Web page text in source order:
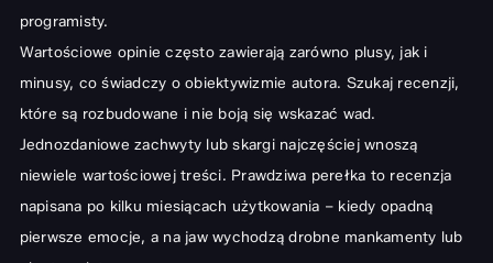
programisty.
Wartościowe opinie często zawierają zarówno plusy, jak i
minusy, co świadczy o obiektywizmie autora. Szukaj recenzji,
które są rozbudowane i nie boją się wskazać wad.
Jednozdaniowe zachwyty lub skargi najczęściej wnoszą
niewiele wartościowej treści. Prawdziwa perełka to recenzja
napisana po kilku miesiącach użytkowania – kiedy opadną
pierwsze emocje, a na jaw wychodzą drobne mankamenty lub